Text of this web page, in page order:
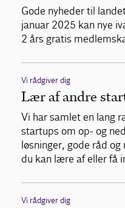
Gode nyheder til
januar 2025 kan nye
2 års gratis
Vi rådgiver dig
Lær af andre
Vi har samlet en lang
startups om op- og
løsninger, gode råd
du kan lære af eller få
Vi rådgiver dig